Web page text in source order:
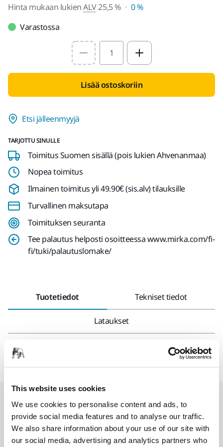
This website uses cookies
We use cookies to personalise content and ads, to
provide social media features and to analyse our traffic.
We also share information about your use of our site with
our social media, advertising and analytics partners who
Hinta mukaan lukienALV25,5 %
0 %
Varastossa
Select quantity value
Lisää ostoskoriin
Etsi jälleenmyyjä
TARJOTTU SINULLE
Toimitus Suomen sisällä (pois lukien Ahvenanmaa)
Nopea toimitus
Ilmainen toimitus yli 49.90€ (sis.alv) tilauksille
Turvallinen maksutapa
Toimituksen seuranta
Tee palautus helposti osoitteessa www.mirka.com/fi-
fi/tuki/palautuslomake/
Tuotetiedot Tekniset tiedot
Lataukset
Pehmeä 150 mm alustalla sopii erityisesti profiilihiontaan.
Liittyvät tuotteet
YHTEENSOPIVA